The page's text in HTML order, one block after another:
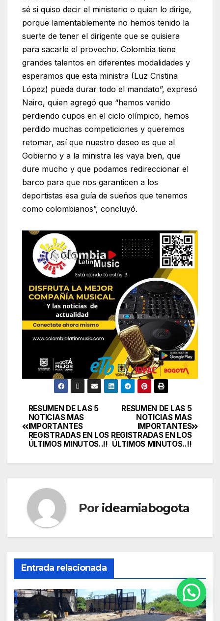
sé si quiso decir el ministerio o quien lo dirige,
porque lamentablemente no hemos tenido la
suerte de tener el dirigente que se quisiera
para sacarle el provecho. Colombia tiene
grandes talentos en diferentes modalidades y
esperamos que esta ministra (Luz Cristina
López) pueda durar todo el mandato”, expresó
Nairo, quien agregó que “hemos venido
perdiendo cupos en el ciclo olímpico, hemos
perdido muchas competiciones y queremos
retomar, así que nuestro deseo es que al
Gobierno y a la ministra les vaya bien, que
dure mucho y que podamos redireccionar el
barco para que nos garanticen a los
deportistas esa guía de sueños que tenemos
como colombianos”, concluyó.
RESUMEN DE LAS 5
NOTICIAS MAS
IMPORTANTES
REGISTRADAS EN LOS
ÚLTIMOS MINUTOS..!!
RESUMEN DE LAS 5
NOTICIAS MAS
IMPORTANTES
REGISTRADAS EN LOS
ÚLTIMOS MINUTOS..!!
Por ideamiabogota
Entrada relacionada